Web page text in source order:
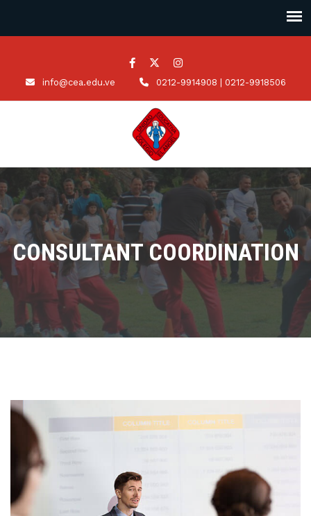
info@cea.edu.ve 0212-9914908 | 0212-9918506
CONSULTANT COORDINATION